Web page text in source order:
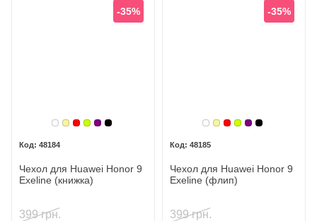
Белый
Золотой
Красный
Лайм
Фиолетовый, темный
Черный
-35%
48184
Чехол для Huawei Honor 9
Exeline (книжка)
399 грн.
Белый
Золотой
Красный
Лайм
Фиолетовый,
Черный
-35%
48185
Чехол для Huawei Honor 9
Exeline (флип)
399 грн.